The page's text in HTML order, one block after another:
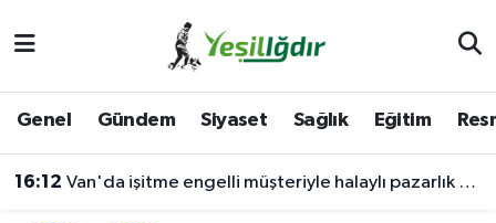
Genel Gündem Siyaset Sağlık Eğitim
16:12 Van'da işitme engelli müşteriyle halaylı pazarlık gülümsetti
İğdir Namaz Vakitleri